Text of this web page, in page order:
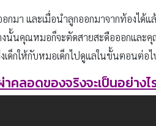
มา และเมื่อนำลูกออกมาจากท้องได้
นั้นคุณหมอก็จะตัดสายสะดือออกและ
เด็กให้กับหมอเด็กไปดูแลในขั้นตอนต่อ
คลอดของจริงจะเป็นอย่าง